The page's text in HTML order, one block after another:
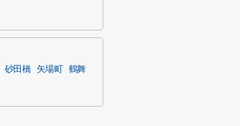
砂田橋 矢場町
鶴舞